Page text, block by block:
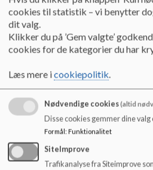
E-mail: hojmark-
Dagtilbudsleder Jette Kisum
Åbningstider:
Fredag kl. 6.30 - 15.30
cookies til statistik – vi benytter
dit valg.
Klikker du på ’Gem valgte’
cookies for de kategorier du har
Læs mere icookiepolitik.
Nødvendige cookies(altid
Disse cookies gemmer dine
Formål: Funktionalitet
SiteImprove
Trafikanalyse fra Siteimprove